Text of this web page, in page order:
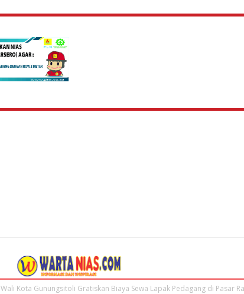
Wali Kota Gunungsitoli Gratiskan Biaya Sewa Lapak Pedagang di Pasar